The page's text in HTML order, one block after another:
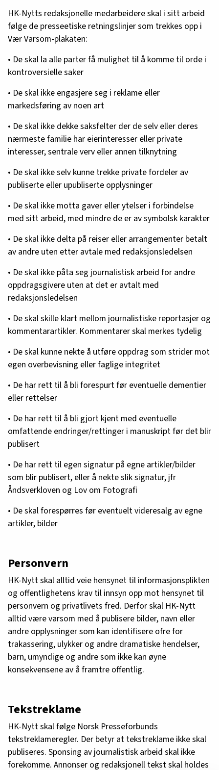
HK-Nytts redaksjonelle medarbeidere skal i sitt arbeid
følge de presseetiske retningslinjer som trekkes opp i
Vær Varsom-plakaten:
• De skal la alle parter få mulighet til å komme til orde i
kontroversielle saker
• De skal ikke engasjere seg i reklame eller
markedsføring av noen art
• De skal ikke dekke saksfelter der de selv eller deres
nærmeste familie har eierinteresser eller private
interesser, sentrale verv eller annen tilknytning
• De skal ikke selv kunne trekke private fordeler av
publiserte eller upubliserte opplysninger
• De skal ikke motta gaver eller ytelser i forbindelse
med sitt arbeid, med mindre de er av symbolsk karakter
• De skal ikke delta på reiser eller arrangementer betalt
av andre uten etter avtale med redaksjonsledelsen
• De skal ikke påta seg journalistisk arbeid for andre
oppdragsgivere uten at det er avtalt med
redaksjonsledelsen
• De skal skille klart mellom journalistiske reportasjer og
kommentarartikler. Kommentarer skal merkes tydelig
• De skal kunne nekte å utføre oppdrag som strider mot
egen overbevisning eller faglige integritet
• De har rett til å bli forespurt før eventuelle dementier
eller rettelser
• De har rett til å bli gjort kjent med eventuelle
omfattende endringer/rettinger i manuskript før det blir
publisert
• De har rett til egen signatur på egne artikler/bilder
som blir publisert, eller å nekte slik signatur, jfr
Åndsverkloven og Lov om Fotografi
• De skal forespørres før eventuelt videresalg av egne
artikler, bilder
Personvern
HK-Nytt skal alltid veie hensynet til informasjonsplikten
og offentlighetens krav til innsyn opp mot hensynet til
personvern og privatlivets fred. Derfor skal HK-Nytt
alltid være varsom med å publisere bilder, navn eller
andre opplysninger som kan identifisere ofre for
trakassering, ulykker og andre dramatiske hendelser,
barn, umyndige og andre som ikke kan øyne
konsekvensene av å framtre offentlig.
Tekstreklame
HK-Nytt skal følge Norsk Presseforbunds
tekstreklameregler. Der betyr at tekstreklame ikke skal
publiseres. Sponsing av journalistisk arbeid skal ikke
forekomme. Annonser og redaksjonell tekst skal holdes